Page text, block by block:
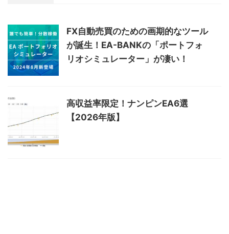
FX自動売買のための画期的なツール
が誕生！EA-BANKの「ポートフォ
リオシミュレーター」が凄い！
高収益率限定！ナンピンEA6選
【2026年版】